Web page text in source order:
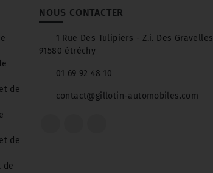
de
de
de
NOUS CONTACTER
1 Rue Des Tulipiers - Z.i. Des Gravelles
91580 étréchy
01 69 92 48 10
contact@gillotin-automobiles.com